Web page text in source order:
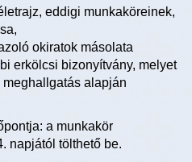
eddigi munkaköreinek,
okiratok másolata
erkölcsi bizonyítvány, melyet
alapján
a munkakör
napjától tölthető be.